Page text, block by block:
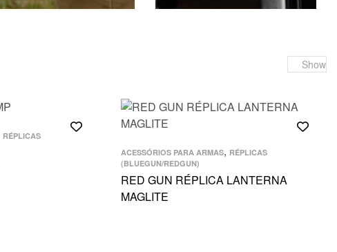
Show
RÉPLICAS
ACESSÓRIOS PARA ARMAS, RÉPLICAS
(BLUEGUN/REDGUN)
RED GUN RÉPLICA LANTERNA
MAGLITE